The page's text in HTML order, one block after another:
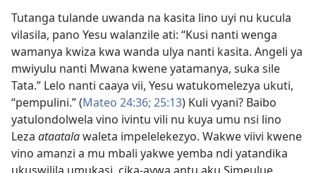
Tutanga tulande uwanda na kasita lino uyi nu kucula
vilasila, pano Yesu walanzile ati: “Kusi nanti wenga
wamanya kwiza kwa wanda ulya nanti kasita. Angeli ya
mwiyulu nanti Mwana kwene yatamanya, suka sile
Tata.” Lelo nanti caaya vii, Yesu watukomelezya ukuti,
“pempulini.” (Mateo 24:36; 25:13) Kuli vyani? Baibo
yatulondolwela vino ivintu vili nu kuya umu nsi lino
Leza ataatalawaleta impelelekezyo. Wakwe viivi kwene
vino amanzi a mu mbali yakwe yemba ndi yatandika